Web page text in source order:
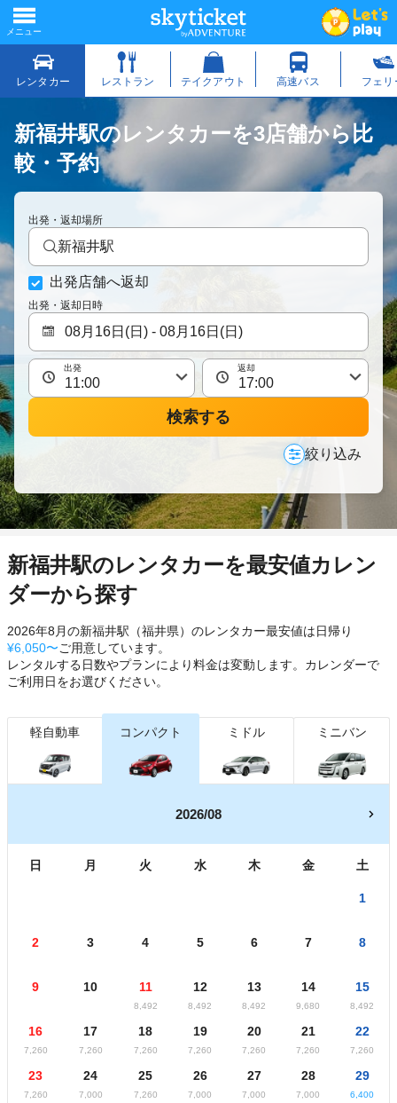
新福井駅のレンタカーを3店舗から比
較・予約
出発・返却場所
新福井駅
出発店舗へ返却
出発・返却日時
出発 返却
検索する
絞り込み
新福井駅のレンタカーを最安値カレン
ダーから探す
2026年8月の新福井駅（福井県）のレンタカー最安値は日帰り
¥6,050〜ご用意しています。
レンタルする日数やプランにより料金は変動します。カレンダーで
ご利用日をお選びください。
軽自動車 コンパクト ミドル ミニバン
2026/08
日 月 火 水 木 金 土
1
2 3 4 5 6 7 8
9 10 11
8,492
12
8,492
13
8,492
14
9,680
15
8,492
16
7,260
17
7,260
18
7,260
19
7,260
20
7,260
21
7,260
22
7,260
23
7,260
24
7,000
25
7,260
26
7,000
27
7,000
28
7,000
29
6,400